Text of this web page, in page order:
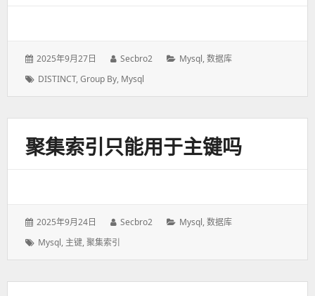
发
于：
2025年9月27日
作
Secbro2
分
Mysql,数据库
标
DISTINCT,Group By, Mysql
聚集索引只能用于主键吗
发
于：
2025年9月24日
作
Secbro2
分
Mysql,数据库
标
Mysql, 主键,聚集索引